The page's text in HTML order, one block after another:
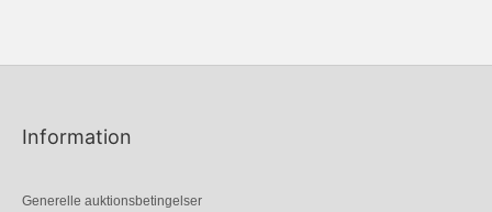
Information
Generelle auktionsbetingelser